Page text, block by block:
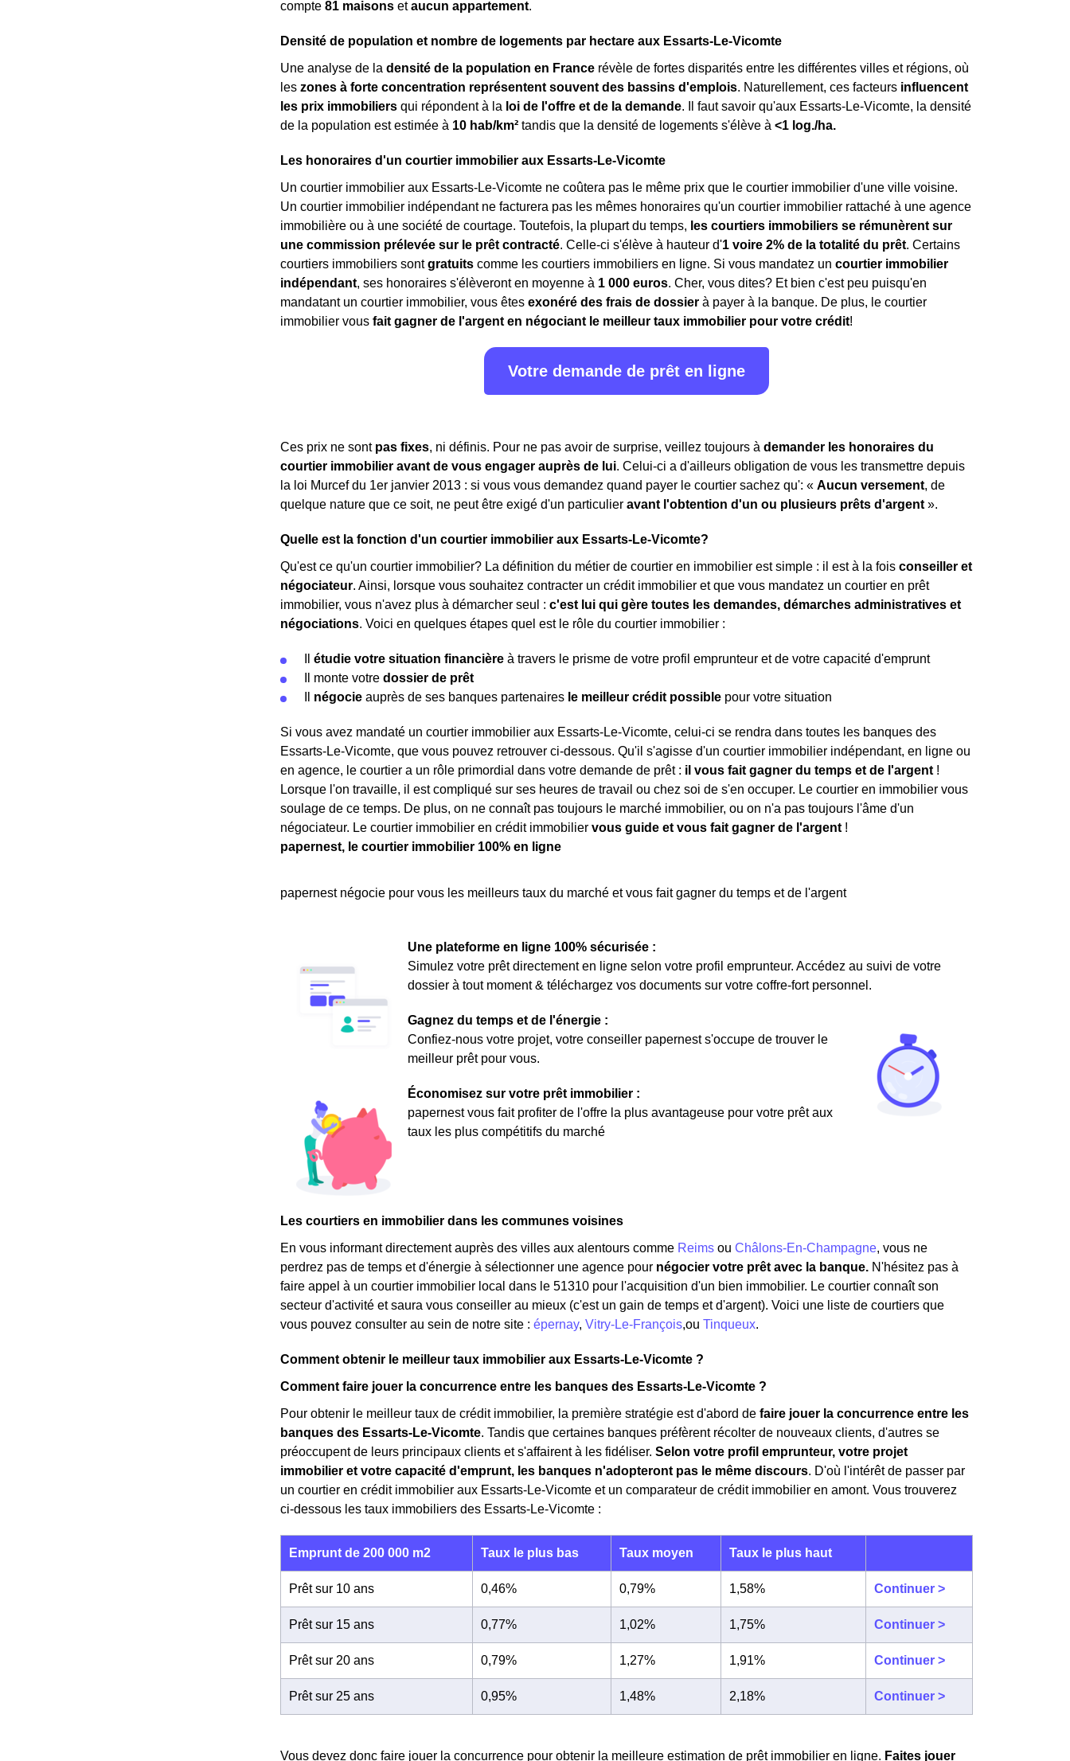
compte 81 maisons etaucun appartement.
Densité de population et nombre de logements par hectare aux Essarts-Le-Vicomte
Une analyse de la densité de la population en France révèle de fortes disparités entre les différentes villes et régions, où
les zones à forte concentration représentent souvent des bassins d'emplois. Naturellement, ces facteurs influencent
les prix immobiliers qui répondent à la loi de l'offre et de la demande. Il faut savoir qu'aux Essarts-Le-Vicomte, la densité
de la population est estimée à 10 hab/km² tandis que la densité de logements s'élève à <1 log./ha.
Les honoraires d'un courtier immobilier aux Essarts-Le-Vicomte
Un courtier immobilier aux Essarts-Le-Vicomte ne coûtera pas le même prix que le courtier immobilier d'une ville voisine.
Un courtier immobilier indépendant ne facturera pas les mêmes honoraires qu'un courtier immobilier rattaché à une agence
immobilière ou à une société de courtage. Toutefois, la plupart du temps, les courtiers immobiliers se rémunèrent sur
une commission prélevée sur le prêt contracté. Celle-ci s'élève à hauteur d'1 voire 2% de la totalité du prêt. Certains
courtiers immobiliers sontgratuits comme les courtiers immobiliers en ligne. Si vous mandatez un courtier immobilier
indépendant, ses honoraires s'élèveront en moyenne à 1 000 euros. Cher, vous dites? Et bien c'est peu puisqu'en
mandatant un courtier immobilier, vous êtes exonéré des frais de dossier à payer à la banque. De plus, le courtier
immobilier vous fait gagner de l'argent en négociant le meilleur taux immobilier pour votre crédit!
Votre demande de prêt en ligne
Ces prix ne sont pas fixes, ni définis. Pour ne pas avoir de surprise, veillez toujours à demander les honoraires du
courtier immobilier avant de vous engager auprès de lui. Celui-ci a d'ailleurs obligation de vous les transmettre depuis
la loi Murcef du 1er janvier 2013 : si vous vous demandez quand payer le courtier sachez qu': « Aucun versement, de
quelque nature que ce soit, ne peut être exigé d'un particulier avant l'obtention d'un ou plusieurs prêts d'argent ».
Quelle est la fonction d'un courtier immobilier aux Essarts-Le-Vicomte?
Qu'est ce qu'un courtier immobilier? La définition du métier de courtier en immobilier est simple : il est à la fois conseiller et
négociateur. Ainsi, lorsque vous souhaitez contracter un crédit immobilier et que vous mandatez un courtier en prêt
immobilier, vous n'avez plus à démarcher seul : c'est lui qui gère toutes les demandes, démarches administratives et
négociations. Voici en quelques étapes quel est le rôle du courtier immobilier :
étudie votre situation financière à travers le prisme de votre profil emprunteur et de votre capacité d'emprunt
Il monte votre dossier de prêt
négocie auprès de ses banques partenaires le meilleur crédit possible pour votre situation
Si vous avez mandaté un courtier immobilier aux Essarts-Le-Vicomte, celui-ci se rendra dans toutes les banques des
Essarts-Le-Vicomte, que vous pouvez retrouver ci-dessous. Qu'il s'agisse d'un courtier immobilier indépendant, en ligne ou
en agence, le courtier a un rôle primordial dans votre demande de prêt : il vous fait gagner du temps et de l'argent !
Lorsque l'on travaille, il est compliqué sur ses heures de travail ou chez soi de s'en occuper. Le courtier en immobilier vous
soulage de ce temps. De plus, on ne connaît pas toujours le marché immobilier, ou on n'a pas toujours l'âme d'un
négociateur. Le courtier immobilier en crédit immobilier vous guide et vous fait gagner de l'argent !
papernest, le courtier immobilier 100% en ligne
papernest négocie pour vous les meilleurs taux du marché et vous fait gagner du temps et de l'argent
Une plateforme en ligne 100% sécurisée :
Simulez votre prêt directement en ligne selon votre profil emprunteur. Accédez au suivi de votre
dossier à tout moment & téléchargez vos documents sur votre coffre-fort personnel.
Gagnez du temps et de l'énergie :
Confiez-nous votre projet, votre conseiller papernest s'occupe de trouver le
meilleur prêt pour vous.
Économisez sur votre prêt immobilier :
papernest vous fait profiter de l'offre la plus avantageuse pour votre prêt aux
taux les plus compétitifs du marché
Les courtiers en immobilier dans les communes voisines
En vous informant directement auprès des villes aux alentours comme Reims ou Châlons-En-Champagne, vous ne
perdrez pas de temps et d'énergie à sélectionner une agence pour négocier votre prêt avec la banque. N'hésitez pas à
faire appel à un courtier immobilier local dans le 51310 pour l'acquisition d'un bien immobilier. Le courtier connaît son
secteur d'activité et saura vous conseiller au mieux (c'est un gain de temps et d'argent). Voici une liste de courtiers que
vous pouvez consulter au sein de notre site : épernay, Vitry-Le-François,ou Tinqueux.
Comment obtenir le meilleur taux immobilier aux Essarts-Le-Vicomte ?
Comment faire jouer la concurrence entre les banques des Essarts-Le-Vicomte ?
Pour obtenir le meilleur taux de crédit immobilier, la première stratégie est d'abord de faire jouer la concurrence entre les
banques des Essarts-Le-Vicomte. Tandis que certaines banques préfèrent récolter de nouveaux clients, d'autres se
préoccupent de leurs principaux clients et s'affairent à les fidéliser. Selon votre profil emprunteur, votre projet
immobilier et votre capacité d'emprunt, les banques n'adopteront pas le même discours. D'où l'intérêt de passer par
un courtier en crédit immobilier aux Essarts-Le-Vicomte et un comparateur de crédit immobilier en amont. Vous trouverez
ci-dessous les taux immobiliers des Essarts-Le-Vicomte :
Emprunt de 200 000 m2 Taux le plus bas Taux moyen Taux le plus haut
Prêt sur 10 ans 0,46% 0,79% 1,58% Continuer >
Prêt sur 15 ans 0,77% 1,02% 1,75% Continuer >
Prêt sur 20 ans 0,79% 1,27% 1,91% Continuer >
Prêt sur 25 ans 0,95% 1,48% 2,18% Continuer >
Vous devez donc faire jouer la concurrence pour obtenir la meilleure estimation de prêt immobilier en ligne. Faites jouer